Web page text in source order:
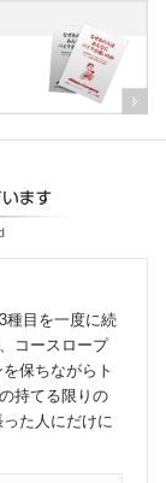
種目を一度に続
コースロープ
保ちながらト
持てる限りの
た人にだけに